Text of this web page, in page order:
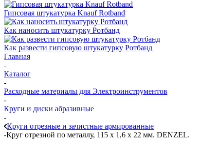
Гипсовая штукатурка Knauf Rotband
Как наносить штукатурку Ротбанд
Как развести гипсовую штукатурку Ротбанд
Главная
-
Каталог
-
Расходные материалы для Электроинструментов
-
Круги и диски абразивные
-
Круги отрезные и зачистные армированные
-Круг отрезной по металлу, 115 х 1,6 х 22 мм. DENZEL.